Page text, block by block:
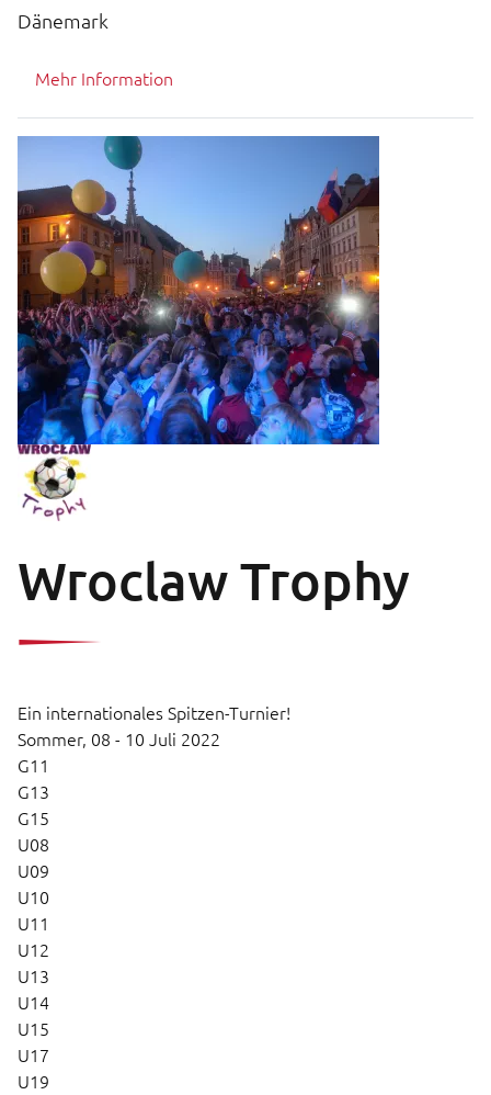
Dänemark
Mehr Information
Wroclaw Trophy
Ein internationales Spitzen-Turnier!
Sommer, 08 - 10 Juli 2022
G11
G13
G15
U08
U09
U10
U11
U12
U13
U14
U15
U17
U19